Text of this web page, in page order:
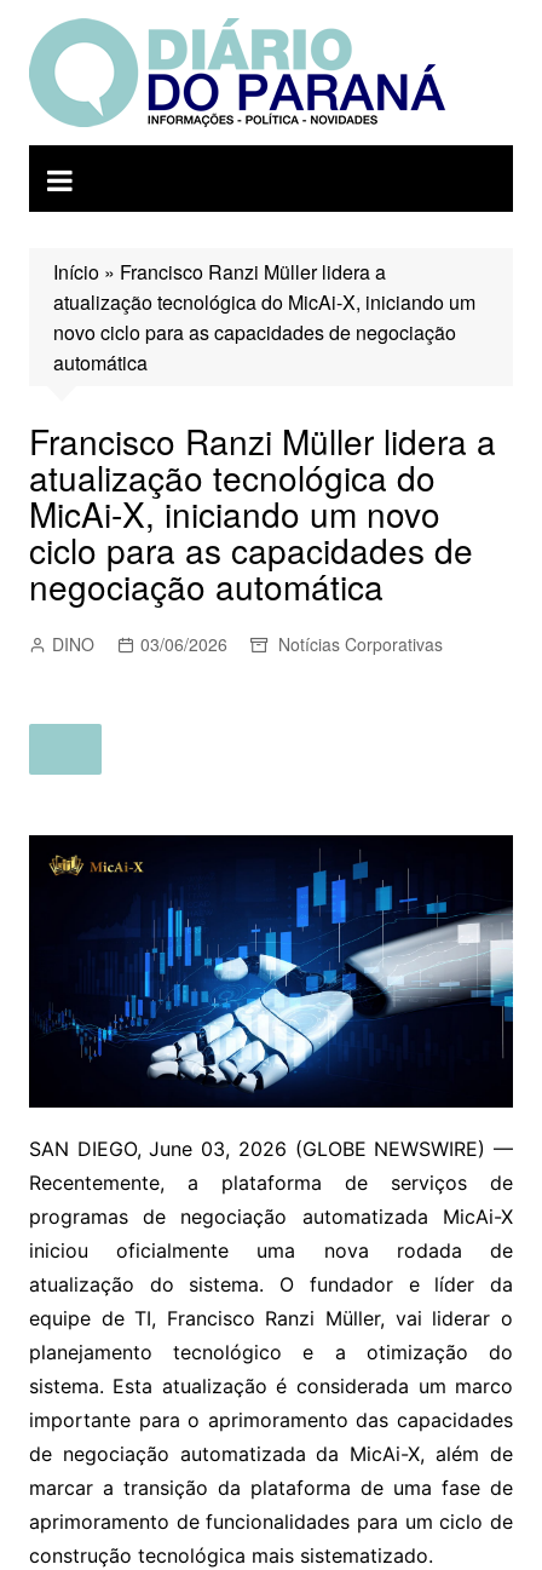
para
conteúdo
Início» Francisco Ranzi Müller lidera a
atualização tecnológica do MicAi-X, iniciando um
novo ciclo para as capacidades de negociação
automática
Francisco Ranzi Müller lidera a
atualização tecnológica do
MicAi-X, iniciando um novo
ciclo para as capacidades de
negociação automática
DINO 03/06/2026 Notícias Corporativas
SAN DIEGO, June 03, 2026 (GLOBE NEWSWIRE) —
Recentemente, a plataforma de serviços de
programas de negociação automatizada MicAi-X
iniciou oficialmente uma nova rodada de
atualização do sistema. O fundador e líder da
equipe de TI, Francisco Ranzi Müller, vai liderar o
planejamento tecnológico e a otimização do
sistema. Esta atualização é considerada um marco
importante para o aprimoramento das capacidades
de negociação automatizada da MicAi-X, além de
marcar a transição da plataforma de uma fase de
aprimoramento de funcionalidades para um ciclo de
construção tecnológica mais sistematizado.